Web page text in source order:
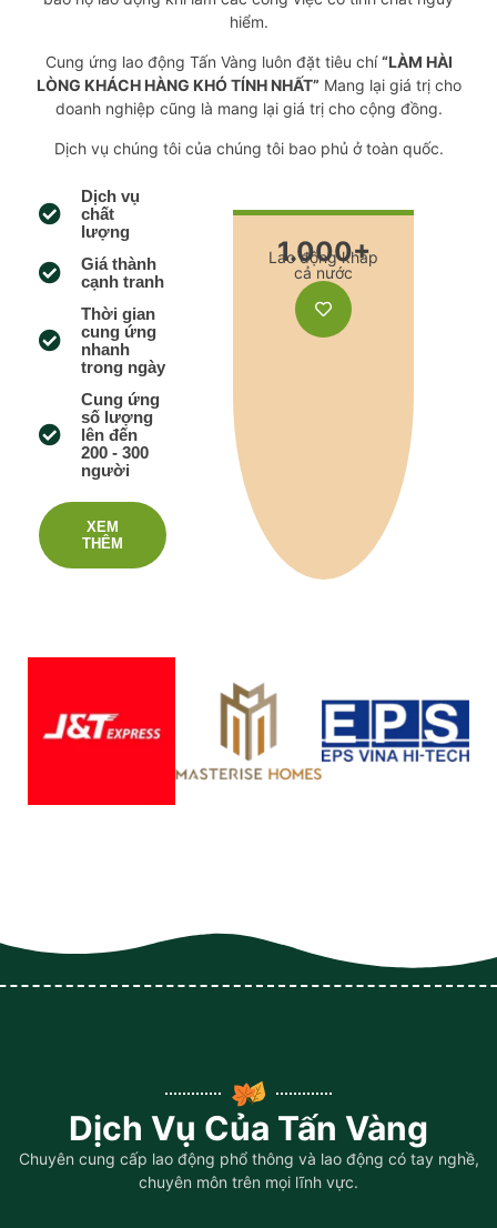
hiểm.
Cung ứng lao động Tấn Vàng luôn đặt tiêu chí“LÀM HÀI
LÒNG KHÁCH HÀNG KHÓ TÍNH NHẤT” Mang lại giá trị cho
doanh nghiệp cũng là mang lại giá trị cho cộng đồng.
Dịch vụ chúng tôi của chúng tôi bao phủ ở toàn quốc.
Dịch vụ
chất
lượng
Giá thành
cạnh tranh
Thời gian
cung ứng
nhanh
trong ngày
Cung ứng
số lượng
lên đến
200 - 300
người
XEM
THÊM
1.000+
Lao động khắp
cả nước
Dịch Vụ Của Tấn Vàng
Chuyên cung cấp lao động phổ thông và lao động có tay nghề,
chuyên môn trên mọi lĩnh vực.